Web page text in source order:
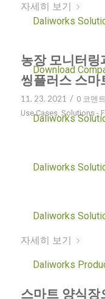
Daliworks
Download
Daliworks
Daliworks
Daliworks
Daliworks
자세히 보기
농장 모니터링
씽플러스 스마
11. 23. 2021 / 0 코멘트
Use Cases, Solutions -
변화를 실시간으
씽플러스 스마트
자세히 보기
스마트 양식장